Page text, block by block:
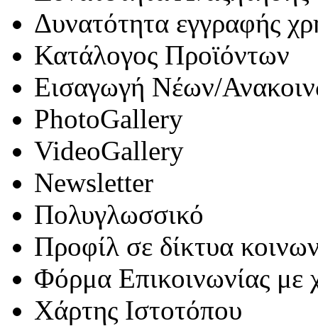
Δυνατότητα εγγραφής
Κατάλογος Προϊόντων
Εισαγωγή Νέων/
PhotoGallery
VideoGallery
Newsletter
Πολυγλωσσικό
Προφίλ σε δίκτυα
Φόρμα Επικοινωνίας με
Χάρτης Ιστοτόπου